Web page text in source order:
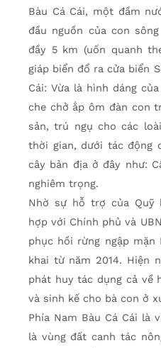
Bàu Cá Cái, một đầm
đầu nguồn của con
đầy 5 km (uốn quanh
giáp biển đổ ra cửa biển
Cái: Vừa là hình dáng
che chở ắp ôm đàn con
sản, trú ngụ cho các
thời gian, dưới tác động
cây bản địa ở đây như:
nghiêm trọng.
Nhờ sự hỗ trợ của Quỹ
hợp với Chính phủ và
phục hồi rừng ngập mặn
khai từ năm 2014. Hiện
phát huy tác dụng cả về
và sinh kế cho bà con ở
Phía Nam Bàu Cá Cái là
là vùng đất canh tác